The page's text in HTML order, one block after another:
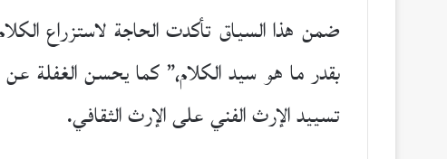
ضمن هذا السياق تأكدت الحاجة لاستزراع
بقدر ما هو سيد الكلام،” كما يحسن الغفلة
تسييد الإرث الفني على الإرث الثقافي.